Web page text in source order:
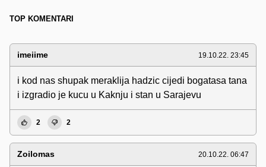
TOP KOMENTARI
imeiime 19.10.22. 23:45
i kod nas shupak meraklija hadzic cijedi bogatasa tana
i izgradio je kucu u Kaknju i stan u Sarajevu
2 2
Zoilomas 20.10.22. 06:47